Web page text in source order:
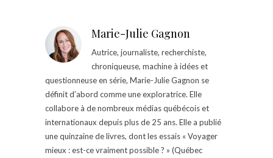
Marie-Julie Gagnon
Autrice, journaliste, recherchiste,
chroniqueuse, machine à idées et
questionneuse en série, Marie-Julie Gagnon se
définit d’abord comme une exploratrice. Elle
collabore à de nombreux médias québécois et
internationaux depuis plus de 25 ans. Elle a publié
une quinzaine de livres, dont les essais « Voyager
mieux : est-ce vraiment possible ? » (Québec